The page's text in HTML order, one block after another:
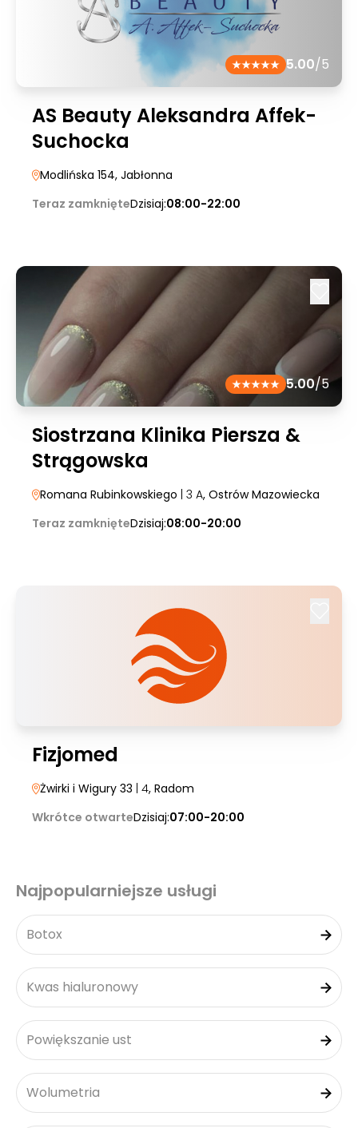
5.00/5
AS Beauty Aleksandra Affek-
Suchocka
Modlińska 154, Jabłonna
Teraz zamknięteDzisiaj:08:00-22:00
5.00/5
Siostrzana Klinika Piersza &
Strągowska
Romana Rubinkowskiego | 3 A, Ostrów Mazowiecka
Teraz zamknięteDzisiaj:08:00-20:00
Fizjomed
Żwirki i Wigury 33 | 4, Radom
Wkrótce otwarteDzisiaj:07:00-20:00
Najpopularniejsze usługi
Botox
Kwas hialuronowy
Powiększanie ust
Wolumetria